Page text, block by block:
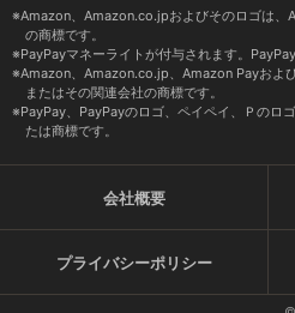
Amazon、Amazon.co.jpおよびそのロゴは、
の商標です。
PayPayマネーライトが付与されます。
Amazon、Amazon.co.jp、Amazon Payおよ
またはその関連会社の商標です。
PayPay、PayPayのロゴ、ペイペイ、Ｐのロ
たは商標です。
会社概要
プライバシーポリシー